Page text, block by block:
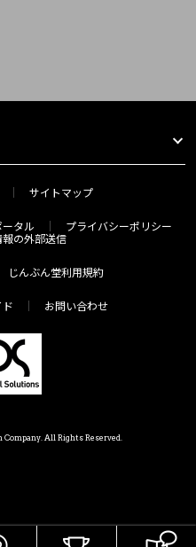
サイトマップ
タル
プライバシーポリシー
の外部送信
じんぶん堂利用規約
お問い合わせ
All Rights Reserved.